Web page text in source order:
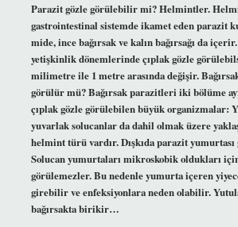
Parazit gözle görülebilir mi? Helmintler.
gastrointestinal sistemde ikamet eden parazit
mide, ince bağırsak ve kalın bağırsağı da
yetişkinlik dönemlerinde çıplak gözle
milimetre ile 1 metre arasında değişir.
görülür mü? Bağırsak parazitleri iki bölüme
çıplak gözle görülebilen büyük organizmalar:
yuvarlak solucanlar da dahil olmak üzere
helmint türü vardır. Dışkıda parazit
Solucan yumurtaları mikroskobik oldukları
görülemezler. Bu nedenle yumurta içeren
girebilir ve enfeksiyonlara neden olabilir.
bağırsakta birikir…